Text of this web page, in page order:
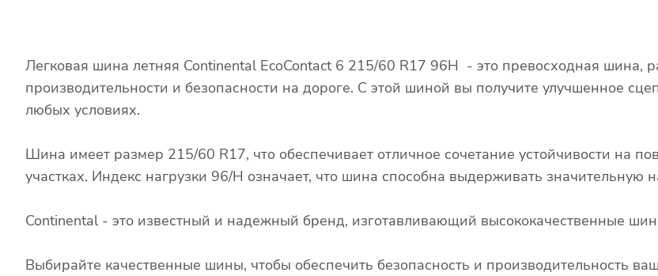
Легковая шина летняя Continental EcoContact 6 215/60 R17 96H - это превосходная шина,
производительности и безопасности на дороге. С этой шиной вы получите улучшенное
любых условиях.
Шина имеет размер 215/60 R17, что обеспечивает отличное сочетание устойчивости на
участках. Индекс нагрузки 96/H означает, что шина способна выдерживать значительную
Continental - это известный и надежный бренд, изготавливающий высококачественные
Выбирайте качественные шины, чтобы обеспечить безопасность и производительность